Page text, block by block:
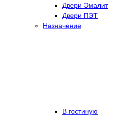
Двери Эмалит
Двери ПЭТ
Назначение
В гостиную